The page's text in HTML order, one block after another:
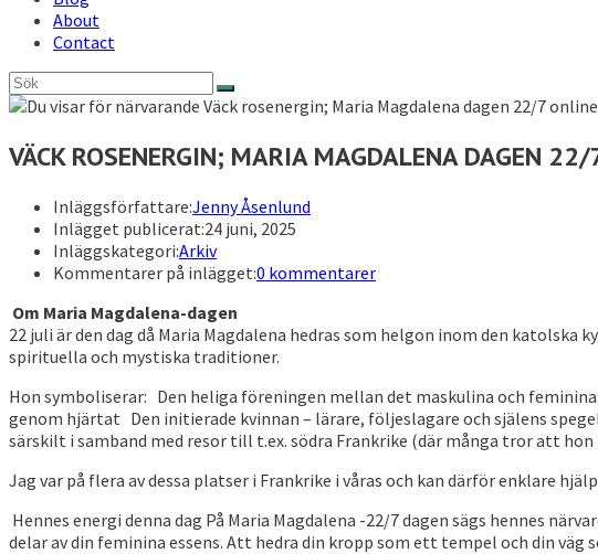
About
Contact
VÄCK ROSENERGIN; MARIA MAGDALENA DAGEN
Inläggsförfattare:Jenny Åsenlund
Inlägget publicerat:24 juni, 2025
Inläggskategori:Arkiv
Kommentarer på inlägget:0 kommentarer
Om Maria Magdalena-dagen
22 juli är den dag då Maria Magdalena hedras som helgon inom den
spirituella och mystiska traditioner.
Hon symboliserar: Den heliga föreningen mellan det maskulina och
genom hjärtat Den initierade kvinnan – lärare, följeslagare och själens
särskilt i samband med resor till t.ex. södra Frankrike (där många tror att
Jag var på flera av dessa platser i Frankrike i våras och kan därför enklare
Hennes energi denna dag På Maria Magdalena -22/7 dagen sägs hennes
delar av din feminina essens. Att hedra din kropp som ett tempel och din